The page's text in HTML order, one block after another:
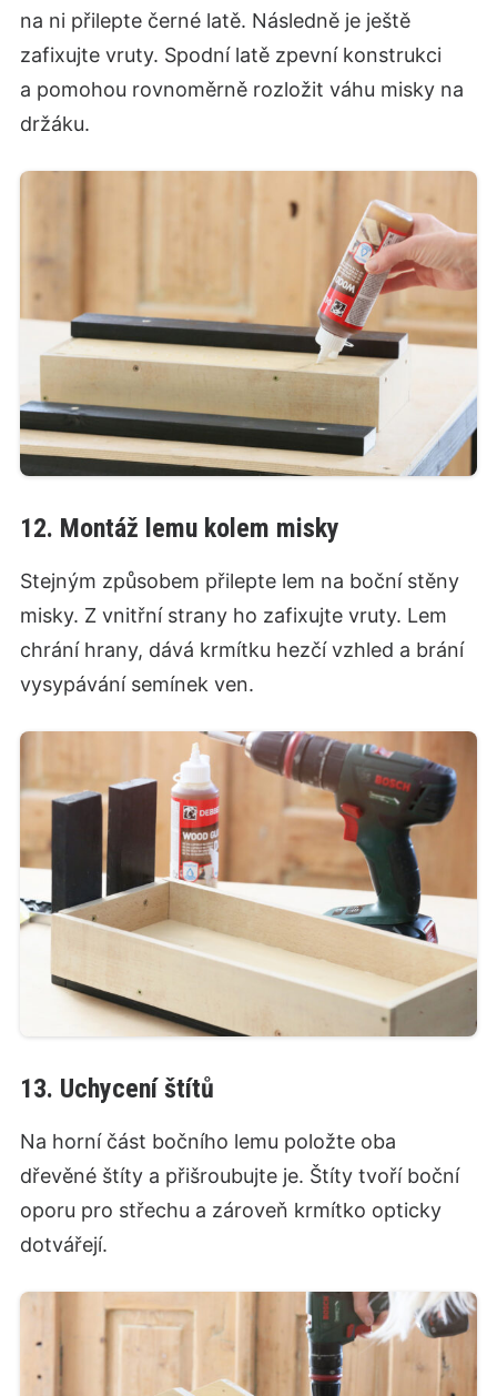
na ni přilepte černé latě. Následně je ještě
zafixujte vruty. Spodní latě zpevní konstrukci
a pomohou rovnoměrně rozložit váhu misky na
držáku.
12. Montáž lemu kolem misky
Stejným způsobem přilepte lem na boční stěny
misky. Z vnitřní strany ho zafixujte vruty. Lem
chrání hrany, dává krmítku hezčí vzhled a brání
vysypávání semínek ven.
13. Uchycení štítů
Na horní část bočního lemu položte oba
dřevěné štíty a přišroubujte je. Štíty tvoří boční
oporu pro střechu a zároveň krmítko opticky
dotvářejí.